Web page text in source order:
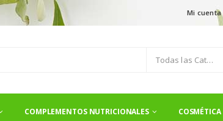
Mi cuenta
Todas las Categorías
COMPLEMENTOS NUTRICIONALES COSMÉTICA